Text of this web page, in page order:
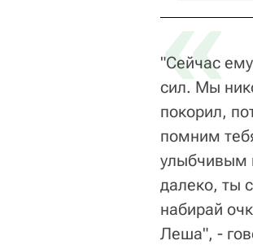
«
"Сейчас
сил. Мы
покорил,
помним
улыбчивым
далеко, ты
набирай
Леша", -